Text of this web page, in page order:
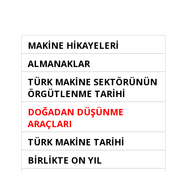
MAKİNE HİKAYELERİ
ALMANAKLAR
TÜRK MAKİNE SEKTÖRÜNÜN
ÖRGÜTLENME TARİHİ
DOĞADAN DÜŞÜNME
ARAÇLARI
TÜRK MAKİNE TARİHİ
BİRLİKTE ON YIL